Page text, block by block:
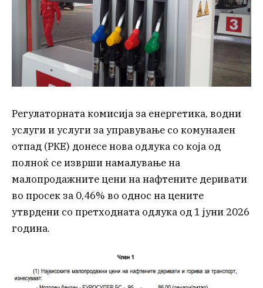
Регулаторната комисија за енергетика, водни
услуги и услуги за управување со комунален
отпад (РКЕ) донесе нова одлука со која од
полноќ се изврши намалување на
малопродажните цени на нафтените деривати
во просек за 0,46% во однос на цените
утврдени со претходната одлука од 1 јуни 2026
година.